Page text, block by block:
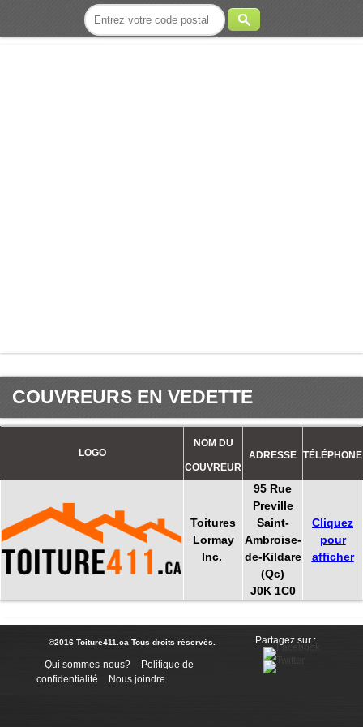
COUVREURS EN VEDETTE
LOGO
NOM DU
COUVREUR
ADRESSE TÉLÉPHONE
Toitures
Lormay
Inc.
95 Rue
Preville
Saint-
Ambroise-
de-Kildare
(Qc)
J0K 1C0
Cliquez
pour
afficher
©2016 Toiture411.ca Tous droits réservés. Partagez sur :
Qui sommes-nous?
Politique de
confidentialité
Nous joindre